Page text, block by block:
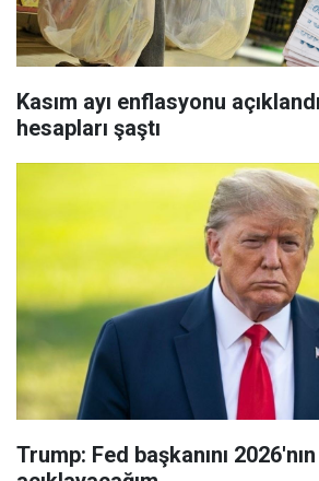
Kasım ayı enflasyonu
hesapları şaştı
Trump: Fed başkanını